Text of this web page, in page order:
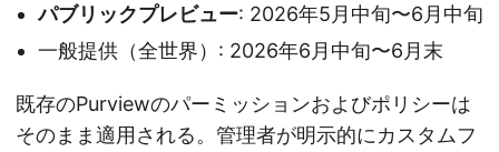
パブリックプレビュー: 2026年5月中旬〜6月中旬
一般提供（全世界）: 2026年6月中旬〜6月末
既存のPurviewのパーミッションおよびポリシーは
そのまま適用される。管理者が明示的にカスタムフ